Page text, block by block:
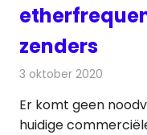
zenders
3 oktober 2020
Er komt geen
huidige